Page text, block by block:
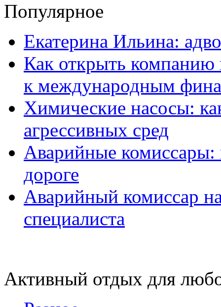
Популярное
Екатерина Ильина:
Как открыть компанию
к международным
Химические насосы:
агрессивных сред
Аварийные
дороге
Аварийный комиссар
специалиста
Активный отдых для